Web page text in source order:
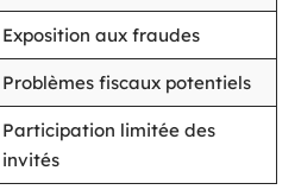
Exposition aux fraudes
Problèmes fiscaux potentiels
Participation limitée des
invités